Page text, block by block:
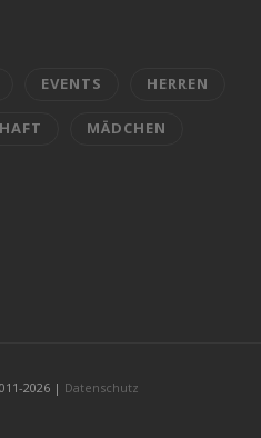
EVENTS HERREN
MÄDCHEN
2026 | Datenschutz